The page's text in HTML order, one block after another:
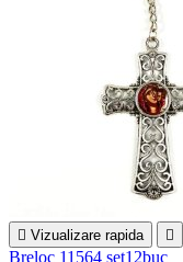
 Vizualizare rapida 
Breloc 11564 set12buc